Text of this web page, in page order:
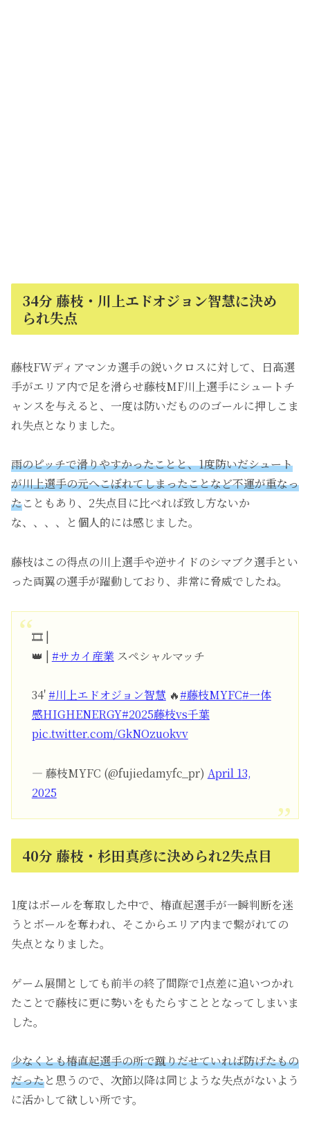
34分 藤枝・川上エドオジョン智慧に決め
られ失点
藤枝FWディアマンカ選手の鋭いクロスに対して、日高選
手がエリア内で足を滑らせ藤枝MF川上選手にシュートチ
ャンスを与えると、一度は防いだもののゴールに押しこま
れ失点となりました。
雨のピッチで滑りやすかったことと、1度防いだシュート
が川上選手の元へこぼれてしまったことなど不運が重なっ
たこともあり、2失点目に比べれば致し方ないか
な、、、、と個人的には感じました。
藤枝はこの得点の川上選手や逆サイドのシマブク選手とい
った両翼の選手が躍動しており、非常に脅威でしたね。
🎞️ |
👑 | #サカイ産業スペシャルマッチ
34' #川上エドオジョン智慧🔥#藤枝MYFC#一体
感HIGHENERGY#2025藤枝vs千葉
pic.twitter.com/GkNOzuokvv
— 藤枝MYFC (@fujiedamyfc_pr) April 13,
2025
40分 藤枝・杉田真彦に決められ2失点目
1度はボールを奪取した中で、椿直起選手が一瞬判断を迷
うとボールを奪われ、そこからエリア内まで繋がれての
失点となりました。
ゲーム展開としても前半の終了間際で1点差に追いつかれ
たことで藤枝に更に勢いをもたらすこととなってしまいま
した。
少なくとも椿直起選手の所で蹴りだせていれば防げたもの
だったと思うので、次節以降は同じような失点がないよう
に活かして欲しい所です。